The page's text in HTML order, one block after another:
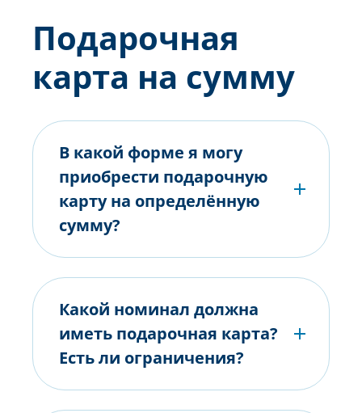
Подарочная
карта на сумму
В какой форме я могу
приобрести подарочную
карту на определённую
сумму?
Какой номинал должна
иметь подарочная карта?
Есть ли ограничения?